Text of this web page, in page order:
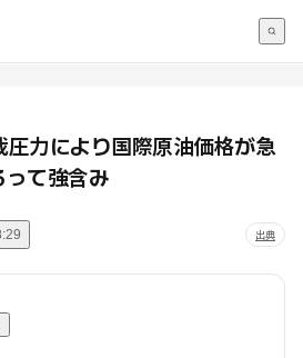
力により国際原油価格が急
て強含み
出典